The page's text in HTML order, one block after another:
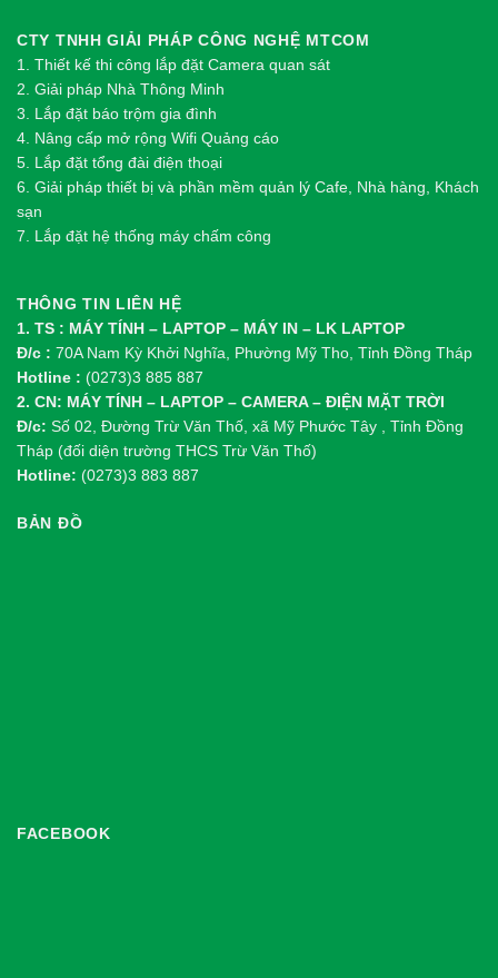
CTY TNHH GIẢI PHÁP CÔNG NGHỆ MTCOM
1. Thiết kế thi công lắp đặt Camera quan sát
2. Giải pháp Nhà Thông Minh
3. Lắp đặt báo trộm gia đình
4. Nâng cấp mở rộng Wifi Quảng cáo
5. Lắp đặt tổng đài điện thoại
6. Giải pháp thiết bị và phần mềm quản lý Cafe, Nhà hàng, Khách
sạn
7. Lắp đặt hệ thống máy chấm công
THÔNG TIN LIÊN HỆ
1. TS : MÁY TÍNH – LAPTOP – MÁY IN – LK LAPTOP
Đ/c : 70A Nam Kỳ Khởi Nghĩa, Phường Mỹ Tho, Tỉnh Đồng Tháp
Hotline : (0273)3 885 887
2. CN: MÁY TÍNH – LAPTOP – CAMERA – ĐIỆN MẶT TRỜI
Đ/c: Số 02, Đường Trừ Văn Thố, xã Mỹ Phước Tây , Tỉnh Đồng
Tháp (đối diện trường THCS Trừ Văn Thố)
Hotline: (0273)3 883 887
BẢN ĐỒ
FACEBOOK